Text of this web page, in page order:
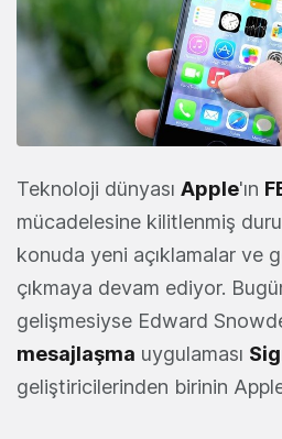
Teknoloji dünyası Apple'ın
mücadelesine kilitlenmiş
konuda yeni açıklamalar ve
çıkmaya devam ediyor.
gelişmesiyse Edward
mesajlaşma uygulaması
geliştiricilerinden birinin